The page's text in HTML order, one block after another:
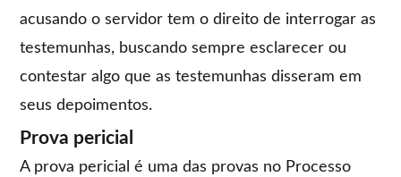
acusando o servidor tem o direito de interrogar as
testemunhas, buscando sempre esclarecer ou
contestar algo que as testemunhas disseram em
seus depoimentos.
Prova pericial
A prova pericial é uma das provas no Processo